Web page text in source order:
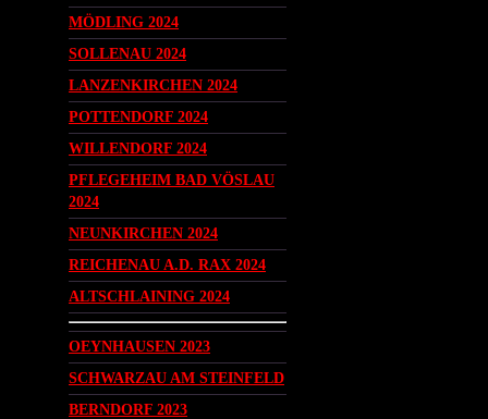
MÖDLING 2024
SOLLENAU 2024
LANZENKIRCHEN 2024
POTTENDORF 2024
WILLENDORF 2024
PFLEGEHEIM BAD VÖSLAU
2024
NEUNKIRCHEN 2024
REICHENAU A.D. RAX 2024
ALTSCHLAINING 2024
OEYNHAUSEN 2023
SCHWARZAU AM STEINFELD
BERNDORF 2023